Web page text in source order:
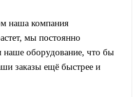
наша компания
мы постоянно
наше оборудование, что бы
заказы ещё быстрее и